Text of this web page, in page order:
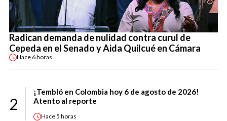
Radican demanda de nulidad contra curul de
Cepeda en el Senado y Aida Quilcué en Cámara
Hace 6 horas
2
¡Tembló en Colombia hoy 6 de agosto de 2026!
Atento al reporte
Hace5 horas